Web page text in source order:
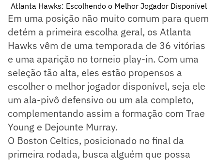
Atlanta Hawks: Escolhendo o Melhor Jogador Disponível
Em uma posição não muito comum para quem
detém a primeira escolha geral, os Atlanta
Hawks vêm de uma temporada de 36 vitórias
e uma aparição no torneio play-in. Com uma
seleção tão alta, eles estão propensos a
escolher o melhor jogador disponível, seja ele
um ala-pivô defensivo ou um ala completo,
complementando assim a formação com Trae
Young e Dejounte Murray.
O Boston Celtics, posicionado no final da
primeira rodada, busca alguém que possa